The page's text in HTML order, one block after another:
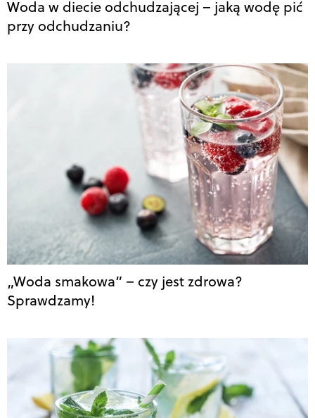
Woda w diecie odchudzającej – jaką wodę pić
przy odchudzaniu?
„Woda smakowa” – czy jest zdrowa?
Sprawdzamy!